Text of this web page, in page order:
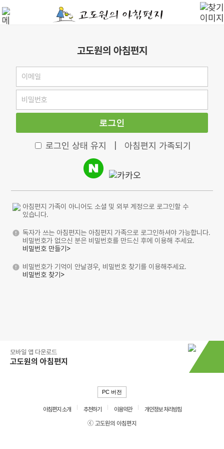
고도원의 아침편지
로그인
로그인 상태 유지 아침편지 가족되기
아침편지 가족이 아니어도 소셜 및 외부 계정으로 로그인할 수
있습니다.
독자가 쓰는 아침편지는 아침편지 가족으로 로그인하셔야 가능합니다.
비밀번호가 없으신 분은 비밀번호를 만드신 후에 이용해 주세요.
비밀번호 만들기>
비밀번호가 기억이 안날경우, 비밀번호 찾기를 이용해주세요.
비밀번호 찾기>
모바일 앱 다운로드
고도원의 아침편지
PC 버전
아침편지 소개 추천하기 이용약관
개인정보 처리방침
ⓒ 고도원의 아침편지